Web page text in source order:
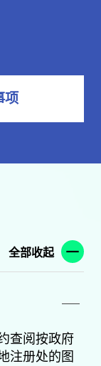
项
全部收起
查阅按政府
注册处的图